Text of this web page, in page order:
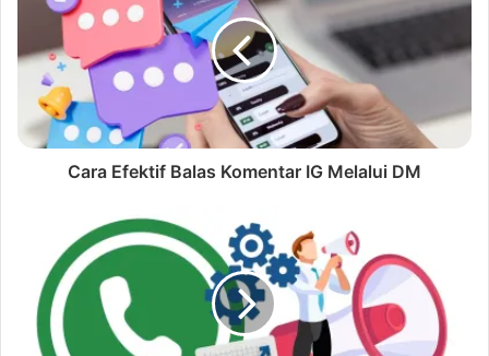
Cara Efektif Balas Komentar IG Melalui DM